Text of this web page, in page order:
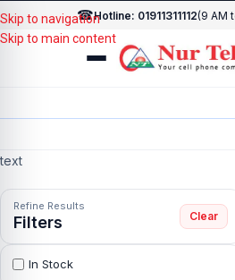
☎Hotline: 01911311112(9 AM
Skip to navigation
Skip to main content
text
Refine Results
Filters Clear
In Stock